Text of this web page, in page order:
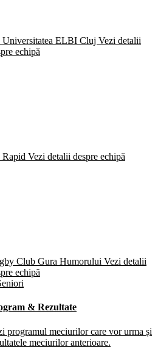
Universitatea ELBI Cluj Vezi detalii
echipă
Rapid Vezi detalii despre echipă
Club Gura Humorului Vezi detalii
echipă
& Rezultate
programul meciurilor care vor urma și
meciurilor anterioare.